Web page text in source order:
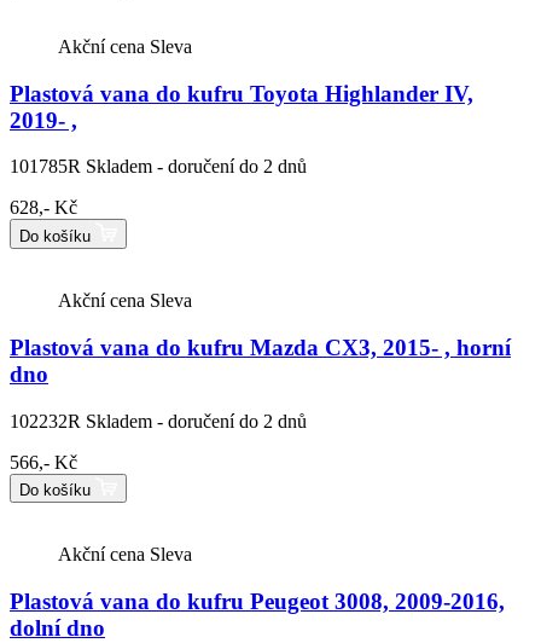
Akční cena Sleva
Plastová vana do kufru Toyota Highlander IV,
2019- ,
101785R Skladem - doručení do 2 dnů
628,- Kč
Do košíku
Akční cena Sleva
Plastová vana do kufru Mazda CX3, 2015- , horní
dno
102232R Skladem - doručení do 2 dnů
566,- Kč
Do košíku
Akční cena Sleva
Plastová vana do kufru Peugeot 3008, 2009-2016,
dolní dno